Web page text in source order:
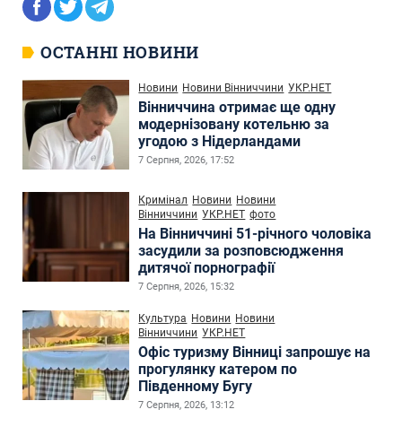
ОСТАННІ НОВИНИ
Новини Новини Вінниччини УКР.НЕТ
Вінниччина отримає ще одну
модернізовану котельню за
угодою з Нідерландами
7 Серпня, 2026, 17:52
Кримінал Новини Новини
Вінниччини УКР.НЕТ фото
На Вінниччині 51-річного чоловіка
засудили за розповсюдження
дитячої порнографії
7 Серпня, 2026, 15:32
Культура Новини Новини
Вінниччини УКР.НЕТ
Офіс туризму Вінниці запрошує на
прогулянку катером по
Південному Бугу
7 Серпня, 2026, 13:12